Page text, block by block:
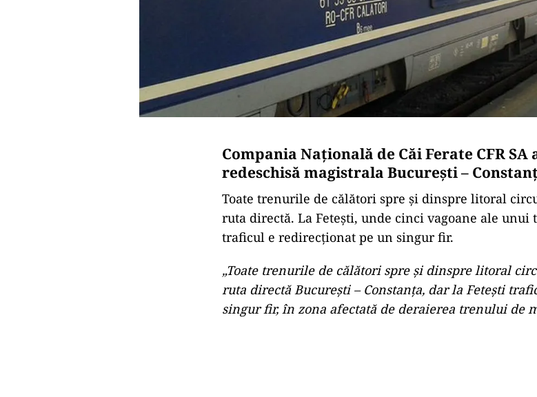
Compania Naţională de Căi Ferate CFR SA
redeschisă magistrala București –
Toate trenurile de călători spre și dinspre litoral
ruta directă. La Fetești, unde cinci vagoane ale unui
traficul e redirecționat pe un singur fir.
„Toate trenurile de călători spre și dinspre litoral
ruta directă București – Constanța, dar la Fetești
singur fir, în zona afectată de deraierea trenului de